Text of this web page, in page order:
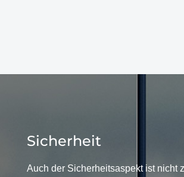
Sicherheit
Auch der Sicherheitsaspekt ist nicht